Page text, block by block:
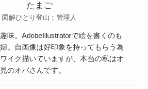
たまご
図解ひとり登山：管理人
味。AdobeIllustratorで絵を書くのも
。自画像は好印象を持ってもらう為
イク描いていますが、本当の私はオ
のオバさんです。